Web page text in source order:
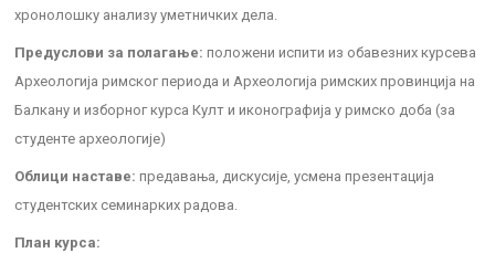
хронолошку анализу уметничких дела.
Предуслови за полагање: положени испити из обавезних курсева
Археологија римског периода и Археологија римских провинција на
Балкану и изборног курса Култ и иконографија у римско доба (за
студенте археологије)
Облици наставе: предавања, дискусије, усмена презентација
студентских семинарких радова.
План курса: